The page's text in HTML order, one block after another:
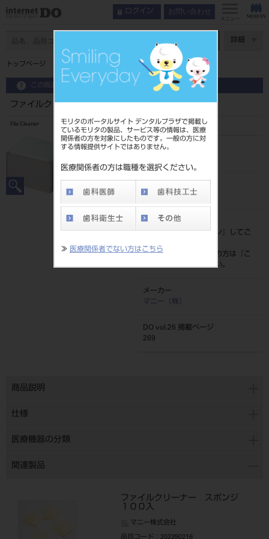
モリタのポータルサイト デンタルプラザで掲載し
ているモリタの製品、サービス等の情報は、医療
関係者の方を対象にしたものです。一般の方に対
する情報提供サイトではありません。
医療関係者の方は職種を選択ください。
≫ 医療関係者でない方はこちら
ログイン お問い合わせ
メニュー
詳細
トップページ ファイルクリーナー（2個入）
この商品に関するお問い合わせ
ファイルクリーナー（2個入）
File Cleaner
品目コード
4546951516581
標準価格
価格の確認は『ログイン
』してご
ネット会員登録がまだの方は『
こ
ちら』より登録ください。
メーカー
マニー（株）
DO vol.26 掲載ページ
269
商品説明
仕様
医療機器の分類
関連製品
ファイルクリーナー スポンジ
１００入
マニー株式会社
品目コード ：202390216